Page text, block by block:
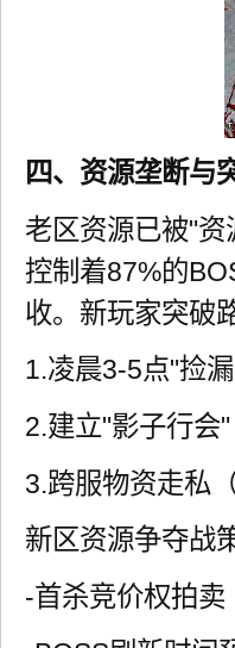
四、资源垄断与
老区资源已被"
控制着87%的
收。新玩家突破
1.凌晨3-5点"捡
2.建立"影子行会"
3.跨服物资走私
新区资源争夺战
-首杀竞价权拍卖